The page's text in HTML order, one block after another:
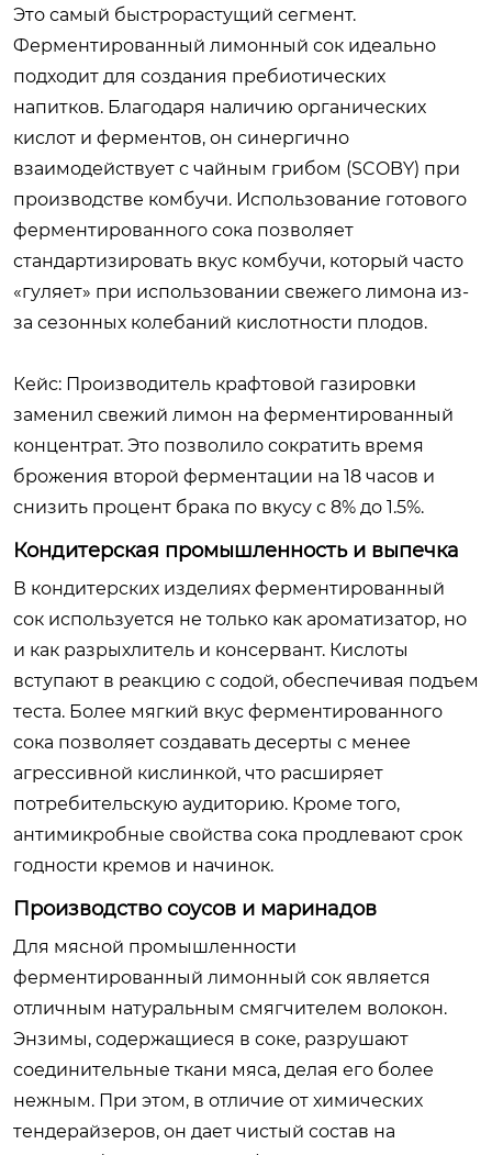
Это самый быстрорастущий сегмент.
Ферментированный лимонный сок идеально
подходит для создания пребиотических
напитков. Благодаря наличию органических
кислот и ферментов, он синергично
взаимодействует с чайным грибом (SCOBY) при
производстве комбучи. Использование готового
ферментированного сока позволяет
стандартизировать вкус комбучи, который часто
«гуляет» при использовании свежего лимона из-
за сезонных колебаний кислотности плодов.
Кейс: Производитель крафтовой газировки
заменил свежий лимон на ферментированный
концентрат. Это позволило сократить время
брожения второй ферментации на 18 часов и
снизить процент брака по вкусу с 8% до 1.5%.
Кондитерская промышленность и выпечка
В кондитерских изделиях ферментированный
сок используется не только как ароматизатор, но
и как разрыхлитель и консервант. Кислоты
вступают в реакцию с содой, обеспечивая подъем
теста. Более мягкий вкус ферментированного
сока позволяет создавать десерты с менее
агрессивной кислинкой, что расширяет
потребительскую аудиторию. Кроме того,
антимикробные свойства сока продлевают срок
годности кремов и начинок.
Производство соусов и маринадов
Для мясной промышленности
ферментированный лимонный сок является
отличным натуральным смягчителем волокон.
Энзимы, содержащиеся в соке, разрушают
соединительные ткани мяса, делая его более
нежным. При этом, в отличие от химических
тендерайзеров, он дает чистый состав на